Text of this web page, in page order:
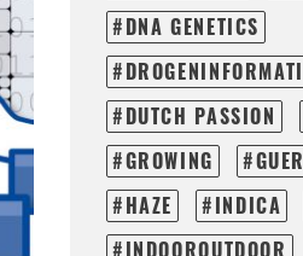
DNA GENETICS
DUTCH PASSION
GROWING
HAZE
INDICA
INDOOROUTDOOR